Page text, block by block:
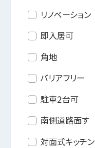
リノベーション
即入居可
角地
バリアフリー
駐車2台可
南側道路面す
対面式キッチン